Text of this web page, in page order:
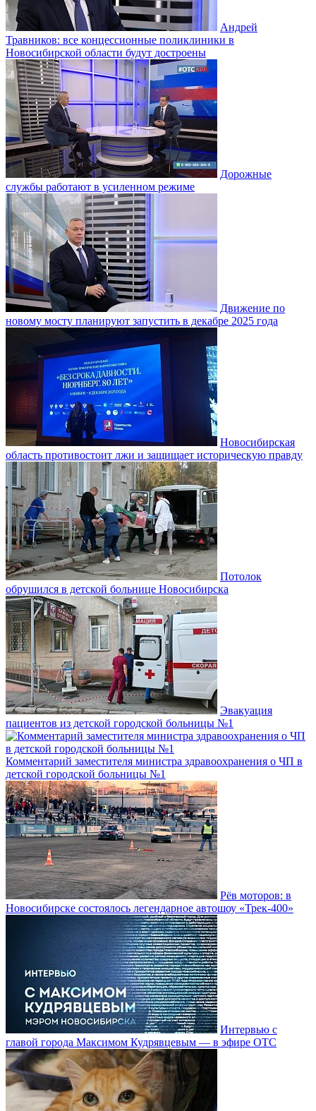
Андрей
Травников: все концессионные поликлиники в
Новосибирской области будут достроены
Дорожные
службы работают в усиленном режиме
Движение по
новому мосту планируют запустить в декабре 2025 года
Новосибирская
область противостоит лжи и защищает историческую правду
Потолок
обрушился в детской больнице Новосибирска
Эвакуация
пациентов из детской городской больницы №1
Комментарий заместителя министра здравоохранения о ЧП в
детской городской больницы №1
Рёв моторов: в
Новосибирске состоялось легендарное автошоу «Трек-400»
Интервью с
главой города Максимом Кудрявцевым — в эфире ОТС